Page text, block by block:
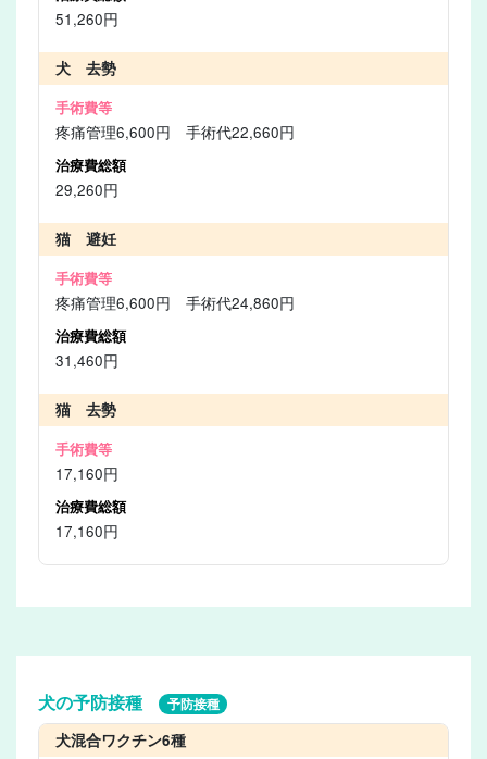
51,260円
犬 去勢
疼痛管理6,600円 手術代22,660円
29,260円
猫 避妊
疼痛管理6,600円 手術代24,860円
31,460円
猫 去勢
17,160円
17,160円
犬の予防接種 予防接種
犬混合ワクチン6種